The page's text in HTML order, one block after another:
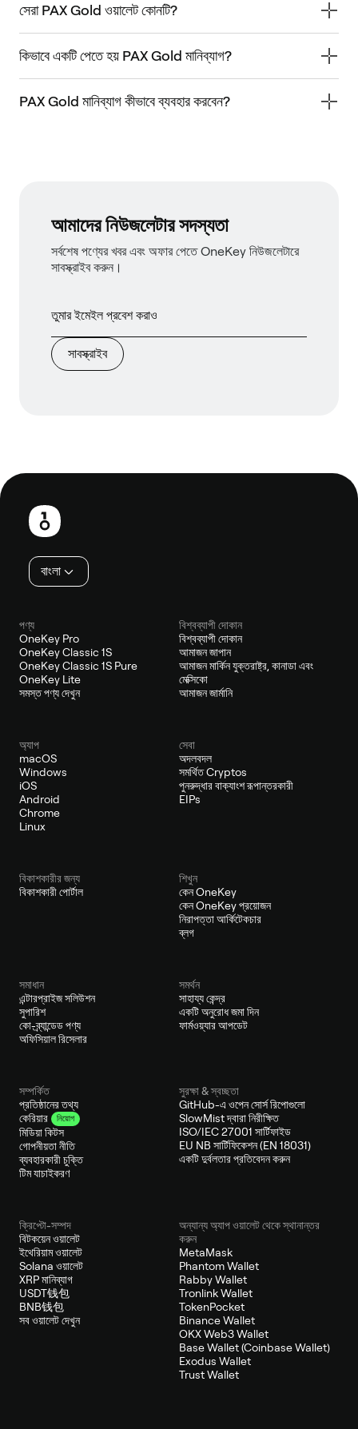
সেরা PAX Gold ওয়ালেট কোনটি?
কিভাবে একটি পেতে হয় PAX Gold মানিব্যাগ?
PAX Gold মানিব্যাগ কীভাবে ব্যবহার করবেন?
আমাদের নিউজলেটার সদস্যতা
সর্বশেষ পণ্যের খবর এবং অফার পেতে OneKey নিউজলেটারে
সাবস্ক্রাইব করুন।
সাবস্ক্রাইব
পাদলেখ
বাংলা
পণ্য
OneKey Pro
OneKey Classic 1S
OneKey Classic 1S Pure
OneKey Lite
সমস্ত পণ্য দেখুন
বিশ্বব্যাপী দোকান
বিশ্বব্যাপী দোকান
আমাজন জাপান
আমাজন মার্কিন যুক্তরাষ্ট্র, কানাডা এবং
মেক্সিকো
আমাজন জার্মানি
অ্যাপ
macOS
Windows
iOS
Android
Chrome
Linux
সেবা
অদলবদল
সমর্থিত Cryptos
পুনরুদ্ধার বাক্যাংশ রূপান্তরকারী
EIPs
বিকাশকারীর জন্য
বিকাশকারী পোর্টাল
শিখুন
কেন OneKey
কেন OneKey প্রয়োজন
নিরাপত্তা আর্কিটেকচার
ব্লগ
সমাধান
এন্টারপ্রাইজ সলিউশন
সুপারিশ
কো-ব্র্যান্ডেড পণ্য
অফিসিয়াল রিসেলার
সমর্থন
সাহায্য কেন্দ্র
একটি অনুরোধ জমা দিন
ফার্মওয়্যার আপডেট
সম্পর্কিত
প্রতিষ্ঠানের তথ্য
কেরিয়ার
নিয়োগ
মিডিয়া কিটস
গোপনীয়তা নীতি
ব্যবহারকারী চুক্তি
টিম যাচাইকরণ
সুরক্ষা & স্বচ্ছতা
GitHub-এ ওপেন সোর্স রিপোগুলো
SlowMist দ্বারা নিরীক্ষিত
ISO/IEC 27001 সার্টিফাইড
EU NB সার্টিফিকেশন (EN 18031)
একটি দুর্বলতার প্রতিবেদন করুন
ক্রিপ্টো-সম্পদ
বিটকয়েন ওয়ালেট
ইথেরিয়াম ওয়ালেট
Solana ওয়ালেট
XRP মানিব্যাগ
USDT钱包
BNB钱包
সব ওয়ালেট দেখুন
অন্যান্য অ্যাপ ওয়ালেট থেকে স্থানান্তর
করুন
MetaMask
Phantom Wallet
Rabby Wallet
Tronlink Wallet
TokenPocket
Binance Wallet
OKX Web3 Wallet
Base Wallet (Coinbase Wallet)
Exodus Wallet
Trust Wallet